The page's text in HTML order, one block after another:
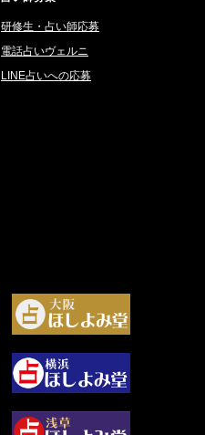
研修生・占い師応募
電話占いヴェルニ
LINE占いへの応募